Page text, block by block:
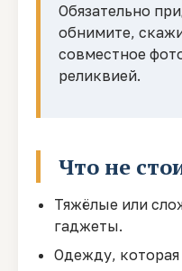
Обязательно
обнимите,
совместное
реликвией.
Что не
Тяжёлые или
гаджеты.
Одежду,